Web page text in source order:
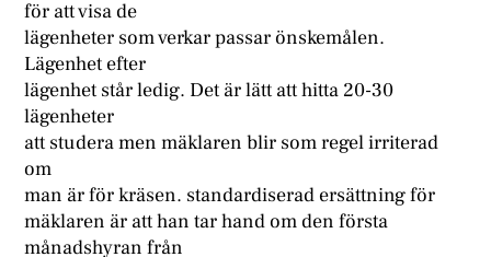
för att visa de
lägenheter som verkar passar önskemålen.
Lägenhet efter
lägenhet står ledig. Det är lätt att hitta 20-30
lägenheter
att studera men mäklaren blir som regel irriterad
om
man är för kräsen. standardiserad ersättning för
mäklaren är att han tar hand om den första
månadshyran från